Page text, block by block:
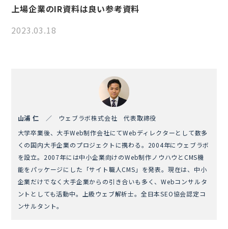
上場企業のIR資料は良い参考資料
2023.03.18
山浦 仁 ／ ウェブラボ株式会社 代表取締役
大学卒業後、大手Web制作会社にてWebディレクターとして数多
くの国内大手企業のプロジェクトに携わる。2004年にウェブラボ
を設立。2007年には中小企業向けのWeb制作ノウハウとCMS機
能をパッケージにした「サイト職人CMS」を発表。現在は、中小
企業だけでなく大手企業からの引き合いも多く、Webコンサルタ
ントとしても活動中。上級ウェブ解析士。全日本SEO協会認定コ
ンサルタント。